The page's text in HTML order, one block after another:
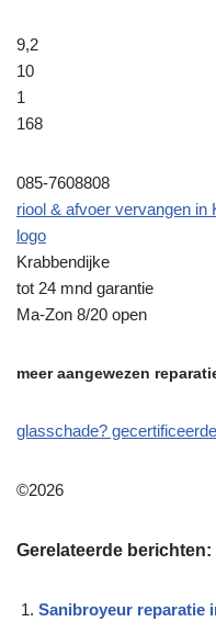
9,2
10
1
168
085-7608808
riool & afvoer vervangen in
logo
Krabbendijke
tot 24 mnd garantie
Ma-Zon 8/20 open
meer aangewezen
glasschade?
©2026
Gerelateerde berichten:
Sanibroyeur reparatie